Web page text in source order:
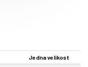
Jedna velikost